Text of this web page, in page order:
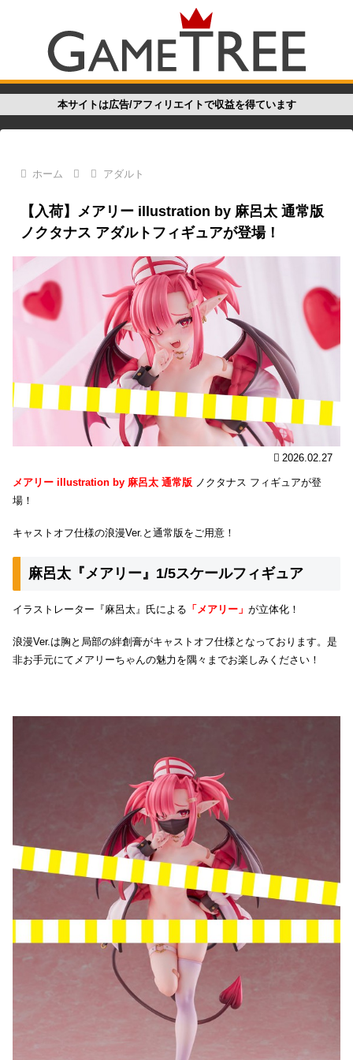
本サイトは広告/アフィリエイトで収益を得ています
ホーム アダルト
【入荷】メアリー illustration by 麻呂太 通常版
ノクタナス アダルトフィギュアが登場！
2026.02.27
メアリー illustration by 麻呂太 通常版 ノクタナス フィギュアが登
場！
キャストオフ仕様の浪漫Ver.と通常版をご用意！
麻呂太『メアリー』1/5スケールフィギュア
イラストレーター『麻呂太』氏による 「メアリー」 が立体化！
浪漫Ver.は胸と局部の絆創膏がキャストオフ仕様となっております。是
非お手元にてメアリーちゃんの魅力を隅々までお楽しみください！